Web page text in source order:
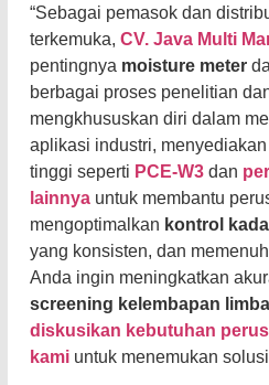
“Sebagai pemasok dan
terkemuka, CV. Java Multi
pentingnya moisture meter
berbagai proses penelitian
mengkhususkan diri dalam
aplikasi industri,
tinggi seperti PCE-W3 dan
lainnya untuk membantu
mengoptimalkan kontrol
yang konsisten, dan
Anda ingin meningkatkan
screening kelembapan
diskusikan kebutuhan
kami untuk menemukan